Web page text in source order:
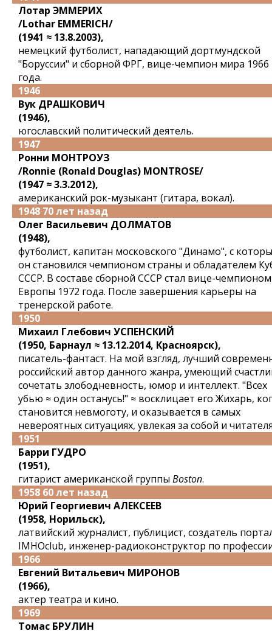
Лотар ЭММЕРИХ
/Lothar EMMERICH/
(1941 ≈ 13.8.2003),
немецкий футболист, нападающий дортмундской
"Боруссии" и сборной ФРГ, вице-чемпион мира 1966
года.
1946
Вук ДРАШКОВИЧ
(1946),
югославский политический деятель.
1947
Ронни МОНТРОУЗ
/Ronnie (Ronald Douglas) MONTROSE/
(1947 ≈ 3.3.2012),
американский рок-музыкант (гитара, вокал).
1948 70 лет назад
Олег Васильевич ДОЛМАТОВ
(1948),
футболист, капитан московского "Динамо", с
он становился чемпионом страны и обладателем
СССР. В составе сборной СССР стал вице-чемпионом
Европы 1972 года. После завершения карьеры на
тренерской работе.
1950
Михаил Глебович УСПЕНСКИЙ
(1950, Барнаул ≈ 13.12.2014, Красноярск),
писатель-фантаст. На мой взгляд, лучший
российский автор данного жанра, умеющий
сочетать злободневность, юмор и интеллект. "Всех
убью ≈ один останусь!" ≈ восклицает его Жихарь,
становится невмоготу, и оказывается в самых
невероятных ситуациях, увлекая за собой и
1951
Барри ГУДРО
(1951),
гитарист американской группы Boston.
1958 60 лет назад
Юрий Георгиевич АЛЕКСЕЕВ
(1958, Норильск),
латвийский журналист, публицист, создатель
IMHOclub, инженер-радиоконструктор по
1966
Евгений Витальевич МИРОНОВ
(1966),
актер театра и кино.
1969
Томас БРУЛИН